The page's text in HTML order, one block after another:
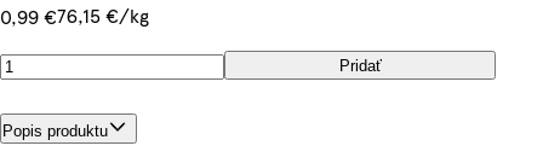
0,99 €76,15 €/kg
Pridať
Popis produktu